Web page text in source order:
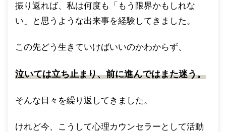
振り返れば、私は何度も「もう限界かもしれな
い」と思うような出来事を経験してきました。
この先どう生きていけばいいのかわからず、
泣いては立ち止まり、前に進んではまた迷う。
そんな日々を繰り返してきました。
けれど今、こうして心理カウンセラーとして活動